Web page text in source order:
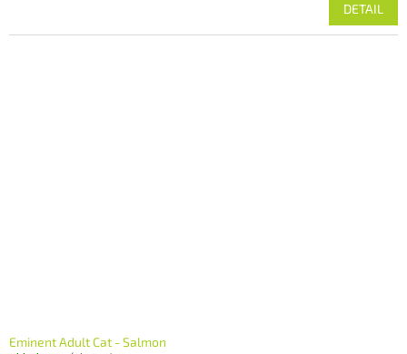
DETAIL
Eminent Adult Cat - Salmon